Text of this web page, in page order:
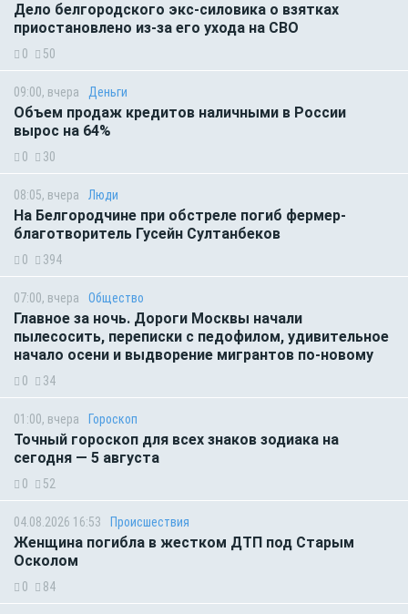
Дело белгородского экс-силовика о взятках
приостановлено из-за его ухода на СВО
0 50
09:00, вчера Деньги
Объем продаж кредитов наличными в России
вырос на 64%
0 30
08:05, вчера Люди
На Белгородчине при обстреле погиб фермер-
благотворитель Гусейн Султанбеков
0 394
07:00, вчера Общество
Главное за ночь. Дороги Москвы начали
пылесосить, переписки с педофилом, удивительное
начало осени и выдворение мигрантов по-новому
0 34
01:00, вчера Гороскоп
Точный гороскоп для всех знаков зодиака на
сегодня — 5 августа
0 52
04.08.2026 16:53 Происшествия
Женщина погибла в жестком ДТП под Старым
Осколом
0 84